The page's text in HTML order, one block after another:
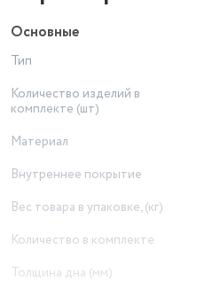
Основные
Тип
Количество изделий в
комплекте (шт)
Материал
Внутреннее покрытие
Вес товара в упаковке, (кг)
Количество в комплекте
Толщина дна (мм)